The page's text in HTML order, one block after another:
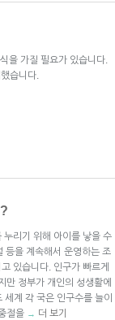
을 가질 필요가 있습니다.
습니다.
누리기 위해 아이를 낳을 수
등을 계속해서 운영하는 조
있습니다. 인구가 빠르게
만 정부가 개인의 성생활에
계 각 국은 인구수를 늘이
절을 → 더 보기